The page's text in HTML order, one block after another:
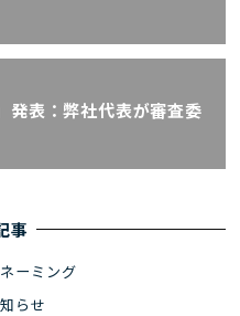
発表：弊社代表が審査委
事
ーミング
らせ